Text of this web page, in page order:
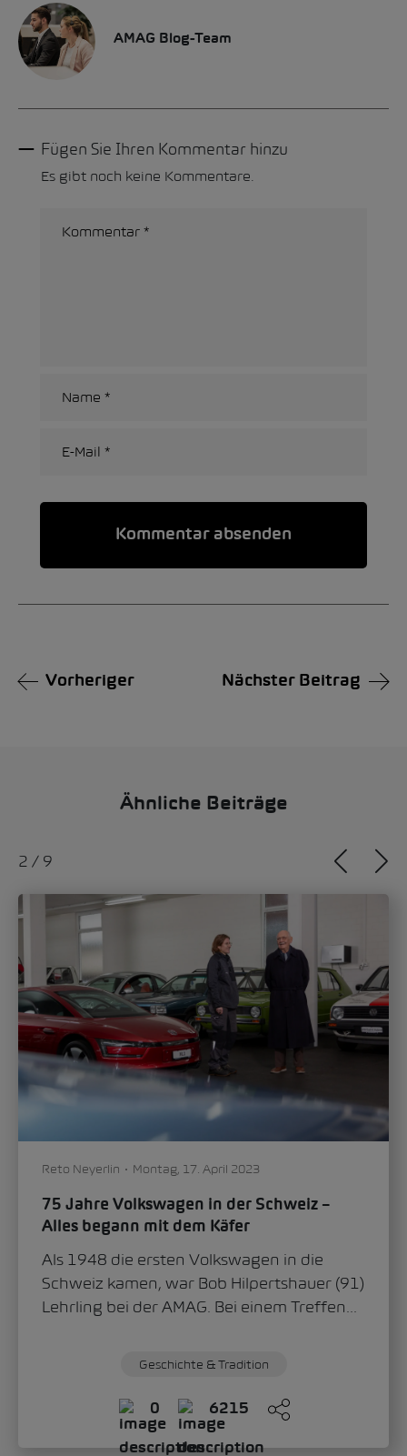
AMAG Blog-Team
Fügen Sie Ihren Kommentar hinzu
Es gibt noch keine Kommentare.
Vorheriger Nächster Beitrag
Ähnliche Beiträge
2 / 9
Reto Neyerlin Montag, 17. April 2023
75 Jahre Volkswagen in der Schweiz –
Alles begann mit dem Käfer
Als 1948 die ersten Volkswagen in die
Schweiz kamen, war Bob Hilpertshauer (91)
Lehrling bei der AMAG. Bei einem Treffen...
Geschichte & Tradition
0 6215